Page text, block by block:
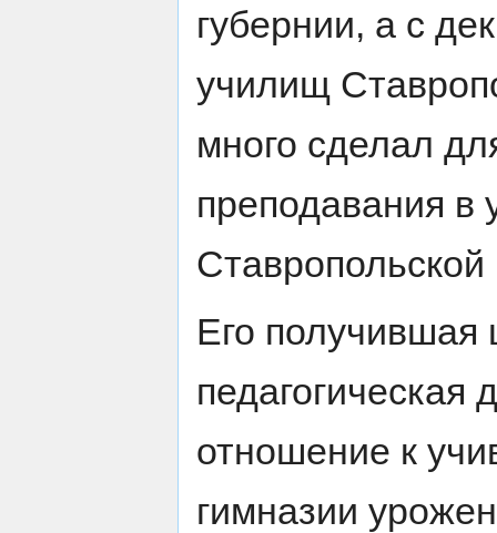
губернии, а с
училищ
много сделал
преподавания в
Ставропольской
Его получившая
педагогическая
отношение к
гимназии